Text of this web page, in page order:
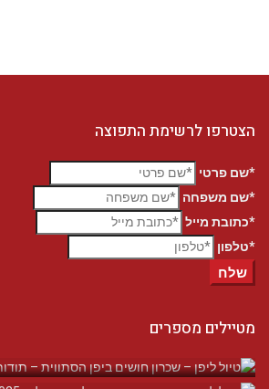
הצטרפו לרשימת התפוצה
*שם פרטי
*שם משפחה
*כתובת מייל
*טלפון
שלח
מטיילים מספרים